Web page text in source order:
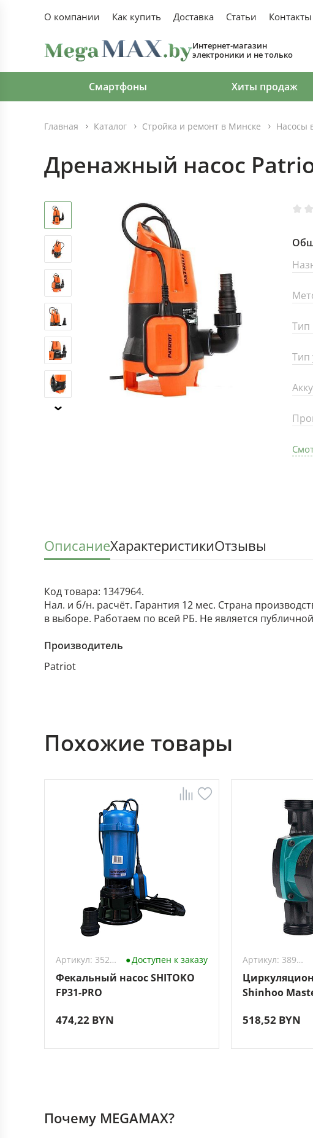
О компании Как купить Доставка Статьи Контакты
Интернет-магазин
электроники и не только
Смартфоны Хиты продаж
Главная Каталог Стройка и ремонт в Минске Насосы
Дренажный насос
Тип
Тип
ОписаниеХарактеристикиОтзывы
Код товара: 1347964.
Нал. и б/н. расчёт. Гарантия 12 мес. Страна
в выборе. Работаем по всей РБ. Не является
Производитель
Patriot
Похожие товары
Артикул: 3528533 Доступен к заказу
Фекальный насос SHITOKO
FP31-PRO
474,22 BYN
Артикул: 3896412
Shinhoo
518,52 BYN
Почему MEGAMAX?